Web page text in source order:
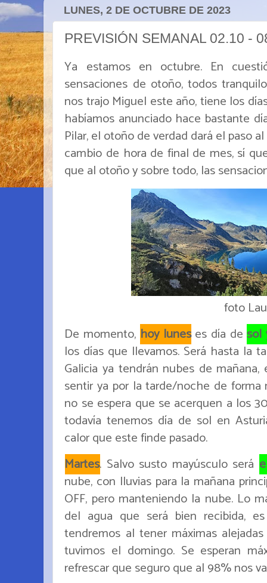
LUNES, 2 DE OCTUBRE DE 2023
PREVISIÓN SEMANAL 02.10 -
Ya estamos en octubre. En
sensaciones de otoño, todos
nos trajo Miguel este año, tiene los
habíamos anunciado hace bastante
Pilar, el otoño de verdad dará el paso
cambio de hora de final de mes, sí
que al otoño y sobre todo, las
foto
De momento, hoy luneses día de sol
los días que llevamos. Será hasta la
Galicia ya tendrán nubes de
sentir ya por la tarde/noche de forma
no se espera que se acerquen a los
todavía tenemos día de sol en
calor que este finde pasado.
Martes. Salvo susto mayúsculo será
nube, con lluvias para la mañana
OFF, pero manteniendo la nube. Lo
del agua que será bien recibida,
tendremos al tener máximas
tuvimos el domingo. Se esperan
refrescar que seguro que al 98% nos